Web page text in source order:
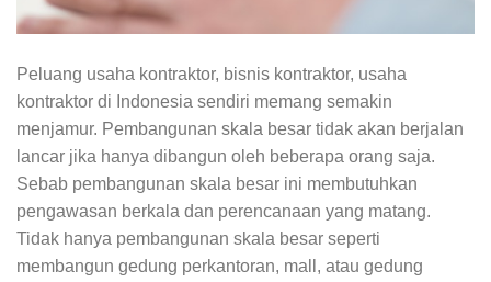
Peluang usaha kontraktor, bisnis kontraktor, usaha
kontraktor di Indonesia sendiri memang semakin
menjamur. Pembangunan skala besar tidak akan berjalan
lancar jika hanya dibangun oleh beberapa orang saja.
Sebab pembangunan skala besar ini membutuhkan
pengawasan berkala dan perencanaan yang matang.
Tidak hanya pembangunan skala besar seperti
membangun gedung perkantoran, mall, atau gedung